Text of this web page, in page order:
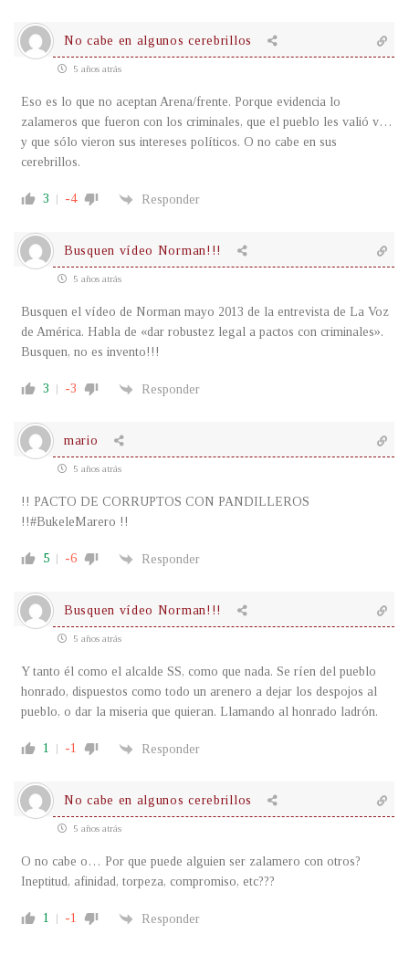
No cabe en algunos cerebrillos
5 años atrás
Eso es lo que no aceptan Arena/frente. Porque evidencia lo
zalameros que fueron con los criminales, que el pueblo les valió v…
y que sólo vieron sus intereses políticos. O no cabe en sus
cerebrillos.
3 -4 Responder
Busquen vídeo Norman!!!
5 años atrás
Busquen el vídeo de Norman mayo 2013 de la entrevista de La Voz
de América. Habla de «dar robustez legal a pactos con criminales».
Busquen, no es invento!!!
3 -3 Responder
mario
5 años atrás
!! PACTO DE CORRUPTOS CON PANDILLEROS
!!#BukeleMarero !!
5 -6 Responder
Busquen vídeo Norman!!!
5 años atrás
Y tanto él como el alcalde SS, como que nada. Se ríen del pueblo
honrado, dispuestos como todo un arenero a dejar los despojos al
pueblo, o dar la miseria que quieran. Llamando al honrado ladrón.
1 -1 Responder
No cabe en algunos cerebrillos
5 años atrás
O no cabe o… Por que puede alguien ser zalamero con otros?
Ineptitud, afinidad, torpeza, compromiso, etc???
1 -1 Responder